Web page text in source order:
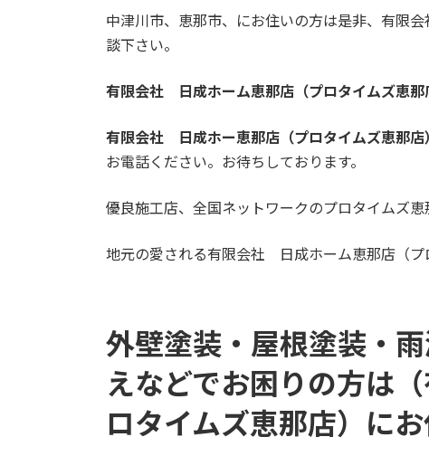
中津川市、恵那市、にお住いの方は是非、有限
談下さい。
有限会社 日成ホーム恵那店（プロタイムズ恵那
有限会社 日成ホー恵那店（プロタイムズ恵那店
お電話ください。お待ちしております。
優良施工店、全国ネットワークのプロタイムズ恵
地元の愛される有限会社 日成ホーム恵那店（プ
外壁塗装・屋根塗装・
えなどでお困りの方は
ロタイムズ恵那店）にお